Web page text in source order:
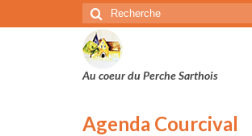
Rechercher
:
Au coeur du Perche Sarthois
Agenda Courcival